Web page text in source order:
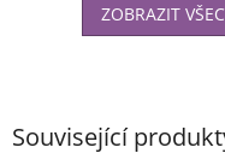
Související
ZOBRAZIT